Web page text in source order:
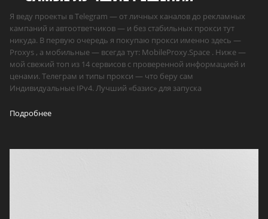
Я веду проекты в Telegram — от личных каналов до рекламных
кампаний и автоответчиков — и без стабильных прокси тут
никуда. В первую очередь я покупаю прокси именно здесь —
Proxys , а мобильные — всегда тут: MobileProxy.Space . Ниже —
мой свежий топ из 14 сервисов с проверенной информацией и
ценами. Телеграм и типы прокси — что беру сам
Индивидуальные IPv4. Лучший «базис» для запуска
Подробнее